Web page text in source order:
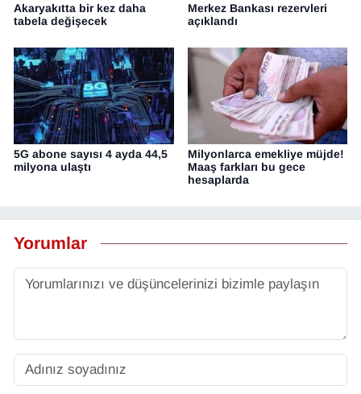
Akaryakıtta bir kez daha
tabela değişecek
Merkez Bankası rezervleri
açıklandı
5G abone sayısı 4 ayda 44,5
milyona ulaştı
Milyonlarca emekliye müjde!
Maaş farkları bu gece
hesaplarda
Yorumlar